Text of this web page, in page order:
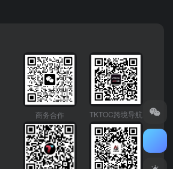
商务合作 TKTOC跨境导航